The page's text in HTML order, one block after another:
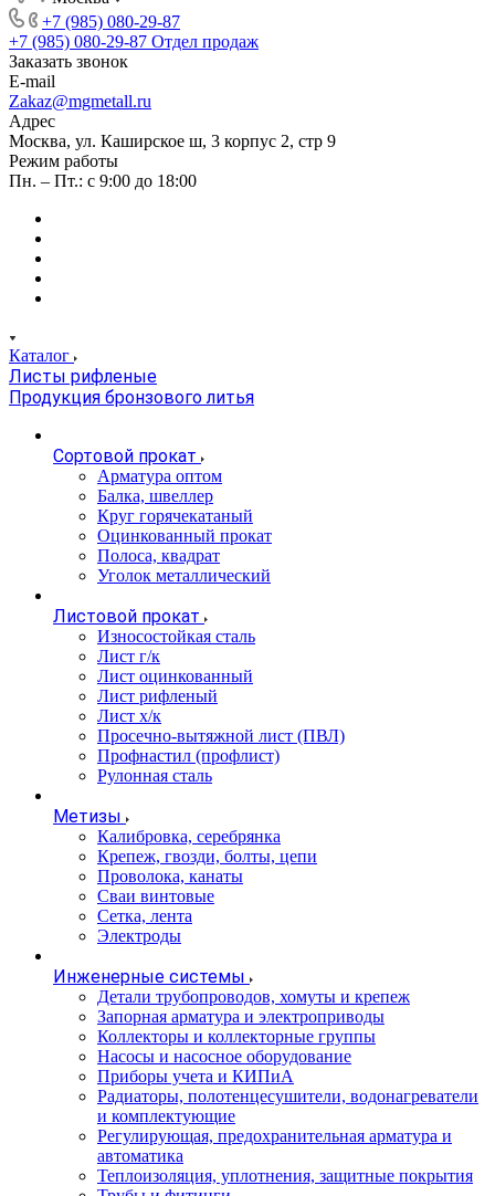
+7 (985) 080-29-87
+7 (985) 080-29-87 Отдел продаж
Заказать звонок
E-mail
Zakaz@mgmetall.ru
Адрес
Москва, ул. Каширское ш, 3 корпус 2, стр 9
Режим работы
Пн. – Пт.: с 9:00 до 18:00
Каталог
Листы рифленые
Продукция бронзового литья
Сортовой прокат
Арматура оптом
Балка, швеллер
Круг горячекатаный
Оцинкованный прокат
Полоса, квадрат
Уголок металлический
Листовой прокат
Износостойкая сталь
Лист г/к
Лист оцинкованный
Лист рифленый
Лист х/к
Просечно-вытяжной лист (ПВЛ)
Профнастил (профлист)
Рулонная сталь
Метизы
Калибровка, серебрянка
Крепеж, гвозди, болты, цепи
Проволока, канаты
Сваи винтовые
Сетка, лента
Электроды
Инженерные системы
Детали трубопроводов, хомуты и крепеж
Запорная арматура и электроприводы
Коллекторы и коллекторные группы
Насосы и насосное оборудование
Приборы учета и КИПиА
Радиаторы, полотенцесушители, водонагреватели
и комплектующие
Регулирующая, предохранительная арматура и
автоматика
Теплоизоляция, уплотнения, защитные покрытия